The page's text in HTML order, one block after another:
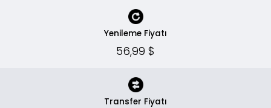
Yenileme Fiyatı
56,99 $
Transfer Fiyatı